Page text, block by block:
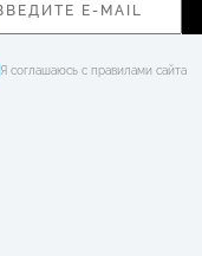
Я соглашаюсь с правилами сайта